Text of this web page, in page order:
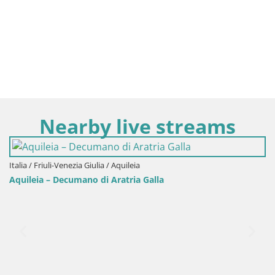
Nearby live streams